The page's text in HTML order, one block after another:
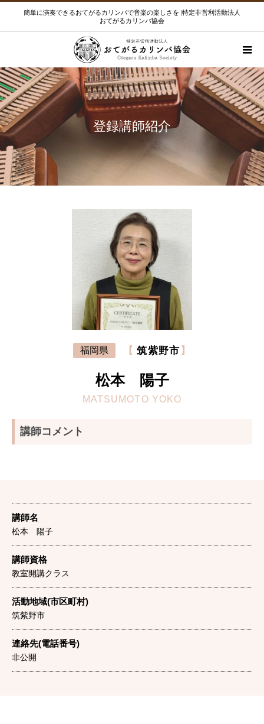
簡単に演奏できるおてがるカリンバで音楽の楽しさを |特定非営利活動法人
おてがるカリンバ協会
登録講師紹介
福岡県 【 筑紫野市 】
松本 陽子
MATSUMOTO YOKO
講師コメント
講師名
松本 陽子
講師資格
教室開講クラス
活動地域(市区町村)
筑紫野市
連絡先(電話番号)
非公開